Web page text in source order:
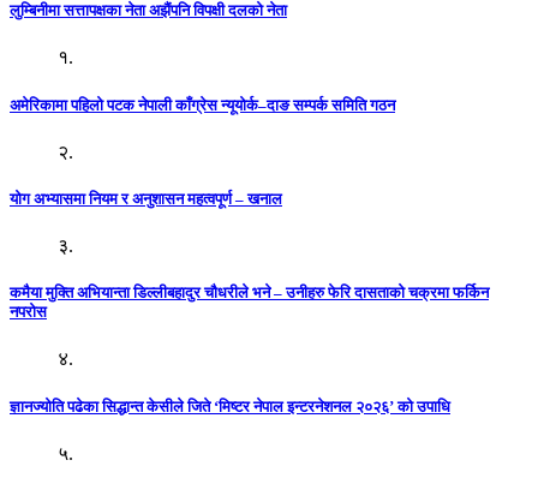
लुम्बिनीमा सत्तापक्षका नेता अझैंपनि विपक्षी दलको नेता
१.
अमेरिकामा पहिलो पटक नेपाली काँग्रेस न्यूयोर्क–दाङ सम्पर्क समिति गठन
२.
योग अभ्यासमा नियम र अनुशासन महत्वपूर्ण – खनाल
३.
कमैया मुक्ति अभियान्ता डिल्लीबहादुर चौधरीले भने – उनीहरु फेरि दासताको चक्रमा फर्किन
नपरोस
४.
ज्ञानज्योति पढेका सिद्धान्त केसीले जिते ‘मिष्टर नेपाल इन्टरनेशनल २०२६’ को उपाधि
५.